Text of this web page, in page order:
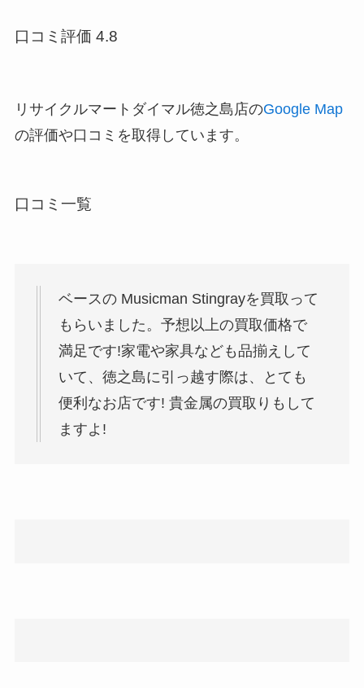
口コミ評価 4.8
リサイクルマートダイマル徳之島店のGoogle Map
の評価や口コミを取得しています。
口コミ一覧
ベースの Musicman Stingrayを買取って
もらいました。予想以上の買取価格で
満足です!家電や家具なども品揃えして
いて、徳之島に引っ越す際は、とても
便利なお店です! 貴金属の買取りもして
ますよ!